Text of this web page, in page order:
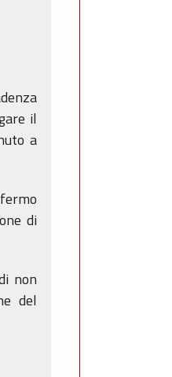
il
a
di
non
del